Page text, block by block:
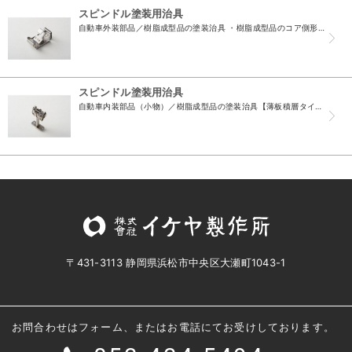
スピンドル塗装用治具
スピンドル塗装用治具
〒431-3113 静岡県浜松市中央区大瀬町1043-1
お問合わせはフォーム、またはお電話にてお受けしております。